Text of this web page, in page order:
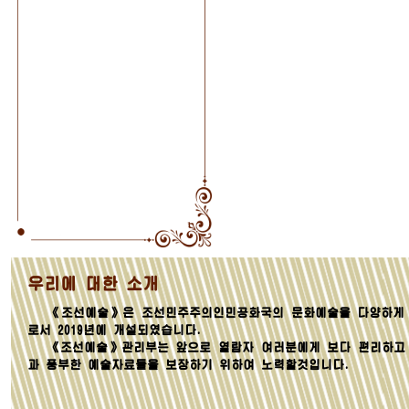
우리에 대한 소개
《조선예술》은 조선민주주의인민공화국의 문화예술을 다양하게
로서 2019년에 개설되였습니다.
《조선예술》관리부는 앞으로 열람자 여러분에게 보다 편리하고
과 풍부한 예술자료들을 보장하기 위하여 노력할것입니다.